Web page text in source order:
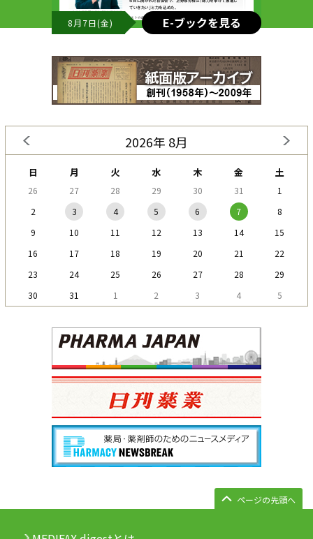
8月7日(金) E-ブックを見る
2026年 8月
日 月 火 水 木 金 土
26 27 28 29 30 31
1
2
3 4 5 6 7
8
9
10 11 12 13 14
15
16
17 18 19 20 21
22
23
24 25 26 27 28
29
30
31 1 2 3 4 5
ページの先頭へ